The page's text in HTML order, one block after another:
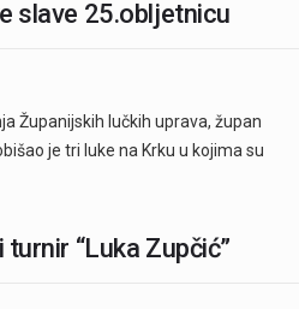
slave 25.obljetnicu
Županijskih lučkih uprava, župan
je tri luke na Krku u kojima su
“Luka Zupčić”